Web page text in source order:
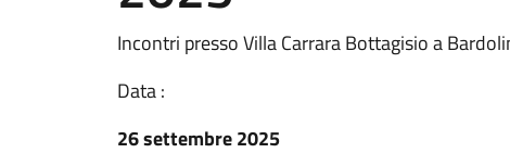
Incontri presso Villa Carrara Bottagisio a
Data :
26 settembre 2025